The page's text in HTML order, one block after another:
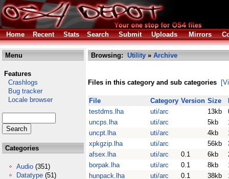
Home Recent Stats Search Submit Uploads Mirrors
Menu
Features
Crashlogs
Bug tracker
Locale browser
Categories
Audio (351)
Datatype (51)
Browsing: Utility » Archive
Files in this category and sub categories
File Category Version Size
testdms.lha
uti/arc 13kb
uncps.lha
uti/arc 5kb
uncpt.lha
uti/arc 4kb
xpkgzip.lha
uti/arc 56kb
afsex.lha
uti/arc 0.1 6kb
borpak.lha
uti/arc 0.1 8kb
hunpack.lha
uti/arc 0.1 38kb